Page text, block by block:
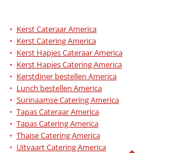
Kerst Cateraar America
Kerst Catering America
Kerst Hapjes Cateraar America
Kerst Hapjes Catering America
Kerstdiner bestellen America
Lunch bestellen America
Surinaamse Catering America
Tapas Cateraar America
Tapas Catering America
Thaise Catering America
Uitvaart Catering America